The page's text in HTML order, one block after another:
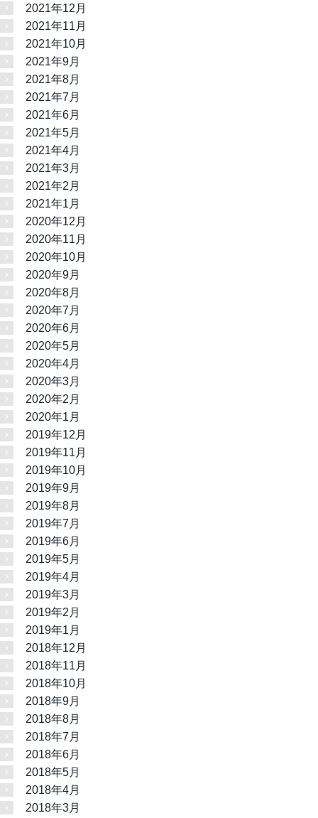
2021年12月
2021年11月
2021年10月
2021年9月
2021年8月
2021年7月
2021年6月
2021年5月
2021年4月
2021年3月
2021年2月
2021年1月
2020年12月
2020年11月
2020年10月
2020年9月
2020年8月
2020年7月
2020年6月
2020年5月
2020年4月
2020年3月
2020年2月
2020年1月
2019年12月
2019年11月
2019年10月
2019年9月
2019年8月
2019年7月
2019年6月
2019年5月
2019年4月
2019年3月
2019年2月
2019年1月
2018年12月
2018年11月
2018年10月
2018年9月
2018年8月
2018年7月
2018年6月
2018年5月
2018年4月
2018年3月